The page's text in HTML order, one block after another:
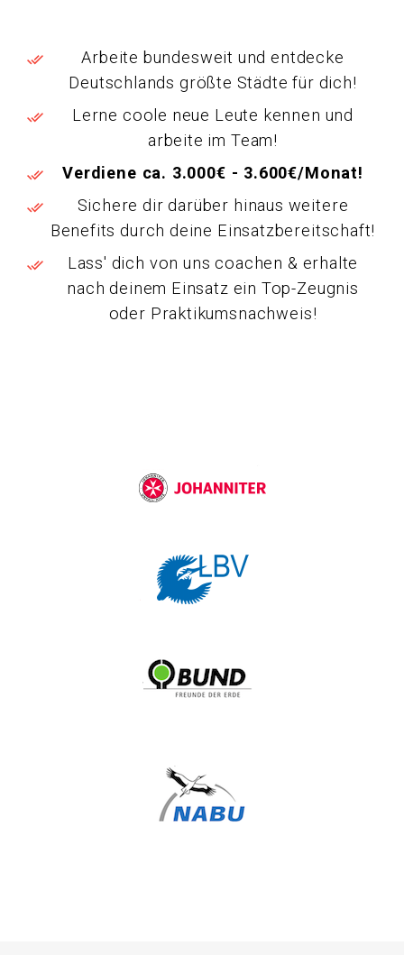
Arbeite bundesweit und entdecke
Deutschlands größte Städte für dich!
Lerne coole neue Leute kennen und
arbeite im Team!
Verdiene ca. 3.000€ - 3.600€/Monat!
Sichere dir darüber hinaus weitere
Benefits durch deine Einsatzbereitschaft!
Lass' dich von uns coachen & erhalte
nach deinem Einsatz ein Top-Zeugnis
oder Praktikumsnachweis!